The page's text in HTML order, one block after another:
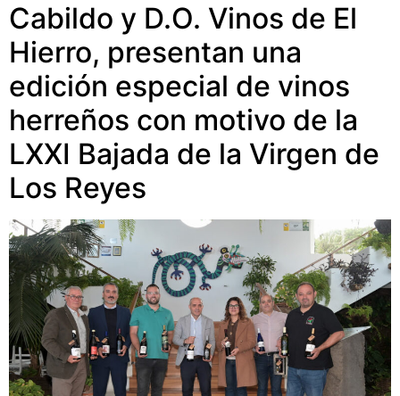
Cabildo y D.O. Vinos de El
Hierro, presentan una
edición especial de vinos
herreños con motivo de la
LXXI Bajada de la Virgen de
Los Reyes